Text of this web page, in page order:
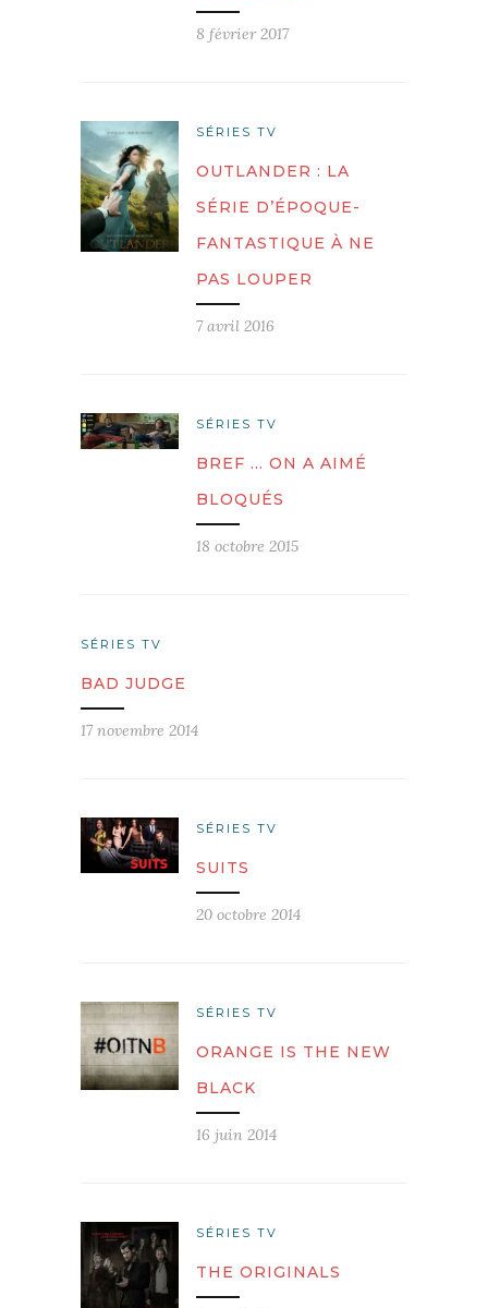
8 février 2017
SÉRIES TV
OUTLANDER : LA
SÉRIE D’ÉPOQUE-
FANTASTIQUE À NE
PAS LOUPER
7 avril 2016
SÉRIES TV
BREF … ON A AIMÉ
BLOQUÉS
18 octobre 2015
SÉRIES TV
BAD JUDGE
17 novembre 2014
SÉRIES TV
SUITS
20 octobre 2014
SÉRIES TV
ORANGE IS THE NEW
BLACK
16 juin 2014
SÉRIES TV
THE ORIGINALS